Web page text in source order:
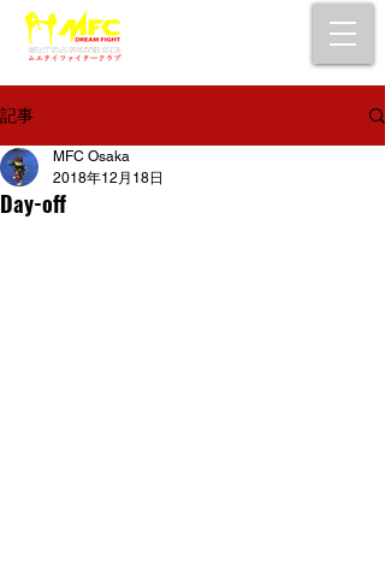
記事
Day-off
MFC Osaka
2018年12月18日